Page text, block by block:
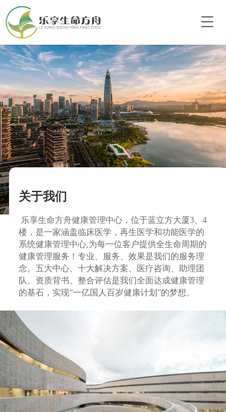
T
g
g
l
e
n
a
v
i
g
a
t
关于我们
楼，是一家涵盖临床医学，再生医学和功能医学的
系统健康管理中心,为每一位客户提供全生命周期的
健康管理服务！专业、服务、效果是我们的服务理
念。五大中心、十大解决方案、医疗咨询、助理团
队、资质背书、整合评估是我们全面达成健康管理
的基石，实现“一亿国人百岁健康计划”的梦想。